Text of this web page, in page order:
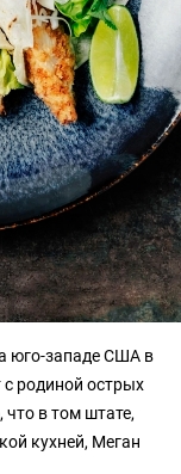
юго-западе США в
родиной острых
что в том штате,
кухней, Меган